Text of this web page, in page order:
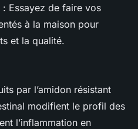
: Essayez de faire vos
à la maison pour
et la qualité.
par l’amidon résistant
modifient le profil des
l’inflammation en